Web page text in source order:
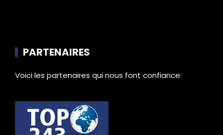
PARTENAIRES
Voici les partenaires qui nous font confiance: